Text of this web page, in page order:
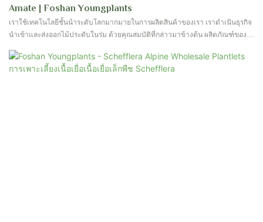
Amate | Foshan Youngplants
เราใช้เทคโนโลยีชั้นนำระดับโลกมากมายในการผลิตสินค้าของเรา เราดำเนินธุรกิจ
นำเข้าและส่งออกไม้ประดับในร่ม ด้วยคุณสมบัติที่กล่าวมาข้างต้น ผลิตภัณฑ์ของ